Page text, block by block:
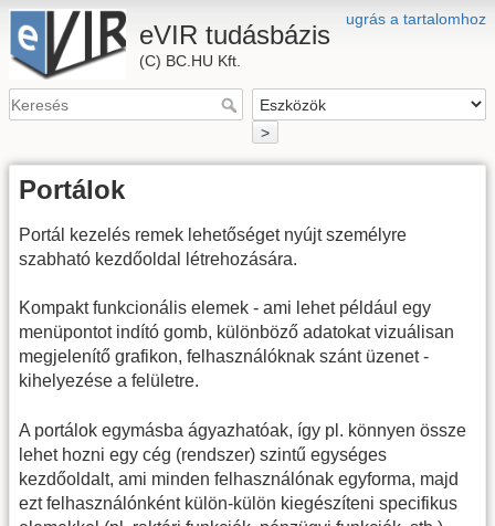
ugrás a tartalomhoz
eVIR tudásbázis
(C) BC.HU Kft.
>
Portálok
Portál kezelés remek lehetőséget nyújt személyre
szabható kezdőoldal létrehozására.
Kompakt funkcionális elemek - ami lehet például egy
menüpontot indító gomb, különböző adatokat vizuálisan
megjelenítő grafikon, felhasználóknak szánt üzenet -
kihelyezése a felületre.
A portálok egymásba ágyazhatóak, így pl. könnyen össze
lehet hozni egy cég (rendszer) szintű egységes
kezdőoldalt, ami minden felhasználónak egyforma, majd
ezt felhasználónként külön-külön kiegészíteni specifikus